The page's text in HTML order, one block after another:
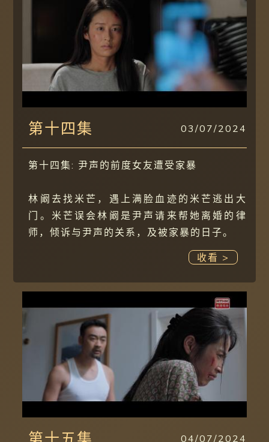
第十四集 03/07/2024
第十四集: 尹声的前度女友遭受家暴
林阚去找米芒，遇上满脸血迹的米芒逃出大
门。米芒误会林阚是尹声请来帮她离婚的律
师，倾诉与尹声的关系，及被家暴的日子。
收看 >
04/07/2024